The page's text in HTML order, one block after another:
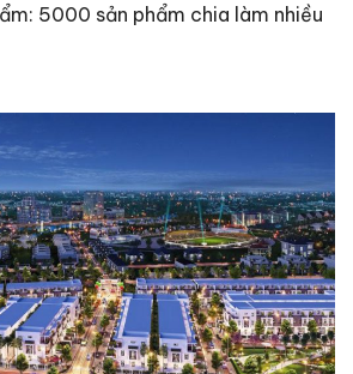
5000 sản phẩm chia làm nhiều